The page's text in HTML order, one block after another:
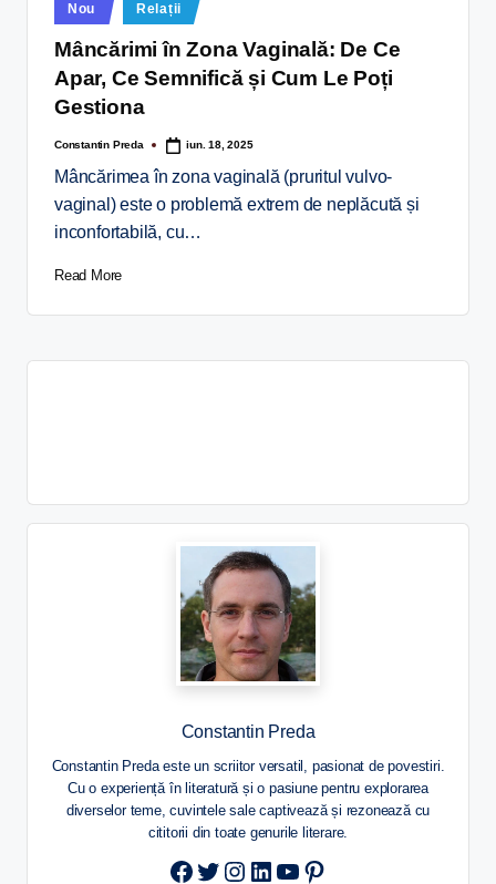
Nou Relații
Mâncărimi în Zona Vaginală: De Ce
Apar, Ce Semnifică și Cum Le Poți
Gestiona
Constantin Preda iun. 18, 2025
Mâncărimea în zona vaginală (pruritul vulvo-
vaginal) este o problemă extrem de neplăcută și
inconfortabilă, cu…
Read More
Constantin Preda
Constantin Preda este un scriitor versatil, pasionat de povestiri.
Cu o experiență în literatură și o pasiune pentru explorarea
diverselor teme, cuvintele sale captivează și rezonează cu
cititorii din toate genurile literare.
Twitter
Instagram
LinkedIn
YouTube
Pinterest